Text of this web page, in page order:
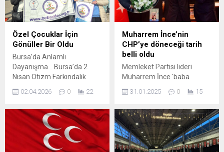
Özel Çocuklar İçin
Gönüller Bir Oldu
Bursa’da Anlamlı
Dayanışma… Bursa’da 2
Nisan Otizm Farkındalık
Günü kapsamında
gerçekleştirilen etkinlikler,
aynı duyarlılık etrafında
buluştururken, özel
gereksinimli bireyler için
sergilenen dayanışma
02.04.2026 0 22
Muharrem İnce’nin
CHP’ye döneceği tarih
belli oldu
Memleket Partisi lideri
Muharrem İnce 'baba
ocağına' dönüyor. Özel ve
İmamoğlu ile toplantı yapan
katılacağı tarih netleşti.
31.01.2025 0 15